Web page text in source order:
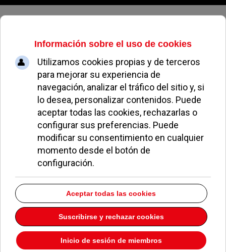
Viernes, 07 de agosto de 2026
Miriam Galán, profesora en
Pozuelo y vecina de Getafe,
ganadora del Global Teacher
Awards
ALEJANDRO MORENO EDUCACIÓN 08 NOVIEMBRE 2022